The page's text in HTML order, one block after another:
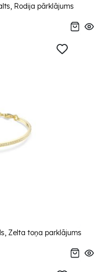
Rodija pārklājums
Zelta toņa parklājums